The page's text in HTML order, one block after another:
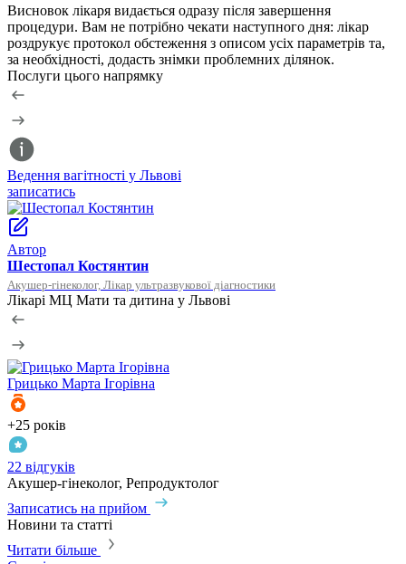
Висновок лікаря видається одразу після завершення
процедури. Вам не потрібно чекати наступного дня: лікар
роздрукує протокол обстеження з описом усіх параметрів та,
за необхідності, додасть знімки проблемних ділянок.
Послуги цього напрямку
Ведення вагітності у Львові
записатись
Автор
Шестопал Костянтин
Акушер-гінеколог, Лікар ультразвукової діагностики
Лікарі МЦ Мати та дитина у Львові
Грицько Марта Ігорівна
+25 років
22 відгуків
Акушер-гінеколог, Репродуктолог
Записатись на прийом
Новини та статті
Читати більше